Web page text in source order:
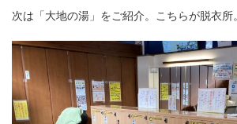
次は「大地の湯」をご紹介。こちらが脱衣所。